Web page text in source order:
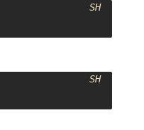
SH
SH